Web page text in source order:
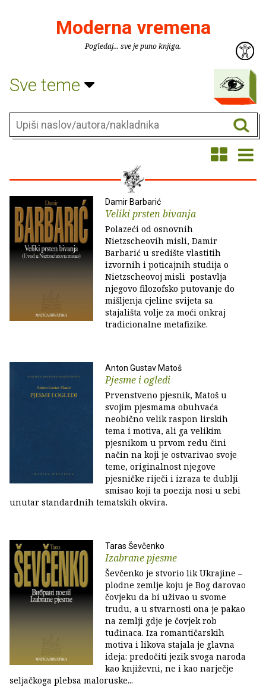
Moderna vremena
Pogledaj... sve je puno knjiga.
Sve teme
Damir Barbarić
Veliki prsten bivanja
Polazeći od osnovnih
Nietzscheovih misli, Damir
Barbarić u središte vlastitih
izvornih i poticajnih studija o
Nietzscheovoj misli postavlja
njegovo filozofsko putovanje do
mišljenja cjeline svijeta sa
stajališta volje za moći onkraj
tradicionalne metafizike.
Anton Gustav Matoš
Pjesme i ogledi
Prvenstveno pjesnik, Matoš u
svojim pjesmama obuhvaća
neobično velik raspon lirskih
tema i motiva, ali ga velikim
pjesnikom u prvom redu čini
način na koji je ostvarivao svoje
teme, originalnost njegove
pjesničke riječi i izraza te dublji
smisao koji ta poezija nosi u sebi
unutar standardnih tematskih okvira.
Taras Ševčenko
Izabrane pjesme
Ševčenko je stvorio lik Ukrajine –
plodne zemlje koju je Bog darovao
čovjeku da bi uživao u svome
trudu, a u stvarnosti ona je pakao
na zemlji gdje je čovjek rob
tuđinaca. Iza romantičarskih
motiva i likova stajala je glavna
ideja: predočiti jezik svoga naroda
kao književni, ne i kao narječje
seljačkoga plebsa maloruske...